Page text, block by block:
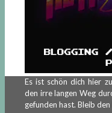
Es ist schön dich hier
den irre langen Weg
gefunden hast. Bleib